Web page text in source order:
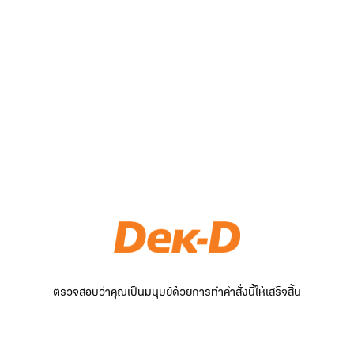
ตรวจสอบว่าคุณเป็นมนุษย์ด้วยการทำคำสั่งนี้ให้เสร็จสิ้น